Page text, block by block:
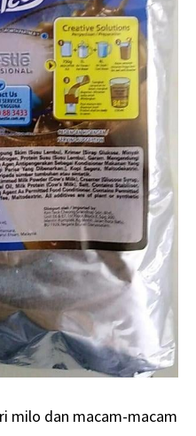
milo dan macam-macam